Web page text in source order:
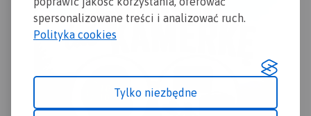
spersonalizowane treści i analizować ruch.
Polityka cookies
Tylko niezbędne